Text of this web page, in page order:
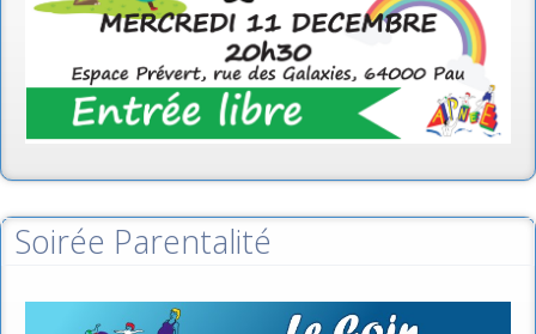
Soirée Parentalité